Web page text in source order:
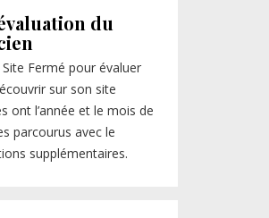
du
Fermé pour évaluer
sur son site
ont l’année et le mois de
parcourus avec le
supplémentaires.